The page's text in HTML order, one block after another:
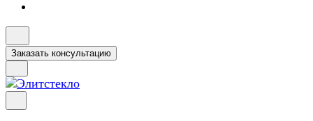
Заказать консультацию